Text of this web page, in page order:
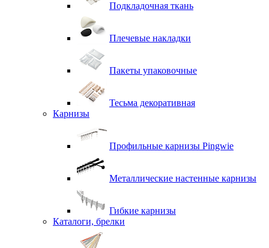
Подкладочная ткань
Плечевые накладки
Пакеты упаковочные
Тесьма декоративная
Карнизы
Профильные карнизы Pingwie
Металлические настенные карнизы
Гибкие карнизы
Каталоги, брелки